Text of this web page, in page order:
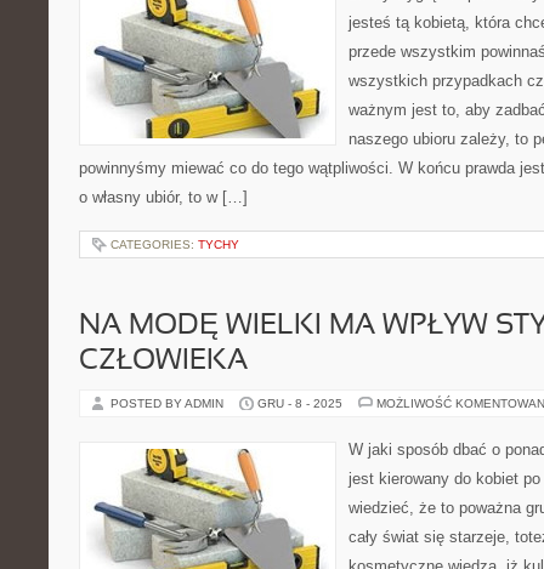
jesteś tą kobietą, która
przede wszystkim
wszystkich przypadkach
ważnym jest to, aby
naszego ubioru zależy, to
powinnyśmy miewać co do tego wątpliwości. W końcu prawda
o własny ubiór, to w […]
CATEGORIES: TYCHY
NA MODĘ WIELKI MA WPŁYW
CZŁOWIEKA
POSTED BY ADMIN GRU - 8 - 2025 MOŻLIWOŚĆ
W jaki sposób dbać o
jest kierowany do kobiet
wiedzieć, że to poważna
cały świat się starzeje,